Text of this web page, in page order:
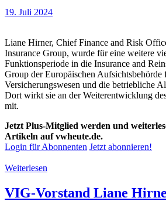
19. Juli 2024
Liane Hirner, Chief Finance and Risk
Insurance Group, wurde für eine weitere
Funktionsperiode in die Insurance and
Group der Europäischen Aufsichtsbehörde
Versicherungswesen und die betriebliche
Dort wirkt sie an der Weiterentwicklung
mit.
Jetzt Plus-Mitglied werden und
Artikeln auf vwheute.de.
Login für Abonnenten Jetzt abonnieren!
Weiterlesen
VIG-Vorstand Liane